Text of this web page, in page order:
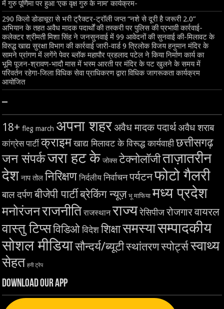
में गुरु पूर्णिमा पर हुआ ‘एक वृक्ष गुरु के नाम’ कार्यक्रम-
290 किलो डोडाचूरा से भरी ट्रैक्टर-ट्रॉली जप्त “नशे से दूरी है जरूरी 2.0”
अभियान के तहत अवैध मादक पदार्थों की तस्करी पर पुलिस की प्रभावी कार्रवाई-
कलेक्टर श्रीमती मिशा सिंह ने जनसुनवाई में 99 आवेदनों की सुनवाई की-मिलावट के
विरुद्ध खाद्य सुरक्षा विभाग की कार्रवाई जारी-वार्ड 9 त्रिलोक विजय हनुमान मंदिर के
सामने प्रांगण में लगेंगे पेवर ब्लॉक महापौर प्रहलाद पटेल ने किया निर्माण कार्य का
भूमि पूजन-श्रावण-भादौ मास में भस्म आरती पर मंदिर के पट खुलने के समय में
परिवर्तन रहेगा-जिला विधिक सेवा प्राधिकरण द्वारा विधिक जागरूकता कार्यक्रम
आयोजित
–
18+ fleg march अपना शहरअवैध मादक पदार्थअवैध शराब
कांग्रेस पार्टी क्राइमखाद्य मिलावट के विरूद्ध कार्यवाहीछत्तीसगढ़
जन संपर्कजरा हट के जोक्स टेक्नोलॉजीताज़ातरीन
देश नाप तोल निरिक्षण निर्दलीय निर्वाचनपर्यटनफोटो गैलरी
बाल दर्पणबीजेपी पार्टीब्रेकिंग न्यूज़ भू माफिया मध्य प्रदेश
मनोरंजनराजनीति राजस्थान राज्यरेसिपीज रोजगारवायरल
वास्तु टिप्सविडिओ विदेश शिक्षासमस्यासम्पादकीय
सोशल मीडियासौन्दर्य/ब्यूटीस्थांतरणस्पोर्ट्सस्वाथ्य
सेहत हनी ट्रेप
Download Our App